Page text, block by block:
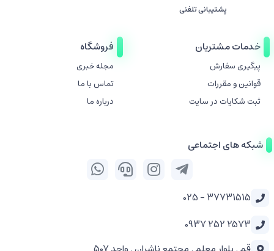
پشتیبانی تلفنی
خدمات مشتریان
پیگیری سفارش
قوانین و مقررات
ثبت شکایات در سایت
فروشگاه
مجله خبری
تماس با ما
درباره ما
شبکه های اجتماعی
37731515 - 025
2573 252 0937